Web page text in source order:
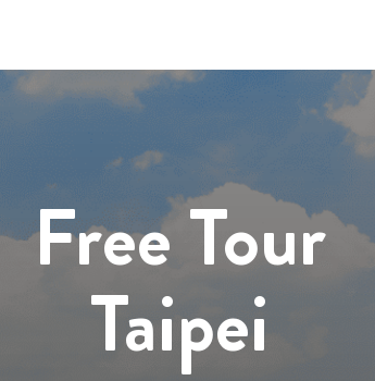
Free Tour
Taipei